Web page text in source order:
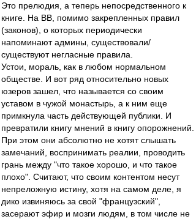
Это прелюдия, а теперь непосредственного к
книге. На ВВ, помимо закрепленных правил
(законов), о которых периодически
напоминают админы, существовали/
существуют негласные правила.
Устои, мораль, как в любом нормальном
обществе. И вот ряд относительно новых
юзеров зашел, что называется со своим
уставом в чужой монастырь, а к ним еще
примкнула часть действующей публики. И
превратили книгу мнений в книгу опорожнений.
При этом они абсолютно не хотят слышать
замечаний, воспринимать реалии, проводить
грань между "что такое хорошо, и что такое
плохо". Считают, что своим контентом несут
непреложную истину, хотя на самом деле, я
дико извиняюсь за свой "французский",
засерают эфир и мозги людям, в том числе не